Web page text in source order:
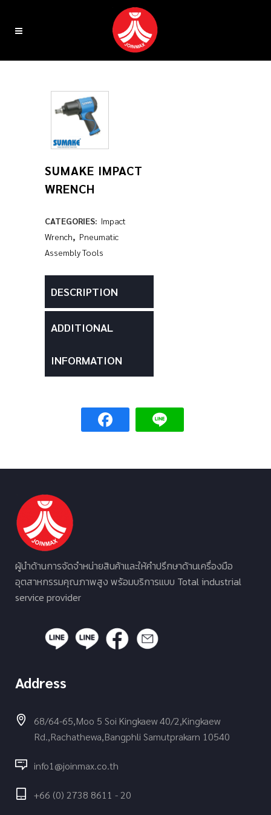
SUMAKE IMPACT
WRENCH
CATEGORIES: Impact
Wrench, Pneumatic
Assembly Tools
DESCRIPTION
ADDITIONAL
INFORMATION
ผู้นำด้านการจัดจำหน่ายสินค้าและให้คำปรึกษาด้านเครื่องมือ
อุตสาหกรรมคุณภาพสูง พร้อมบริการแบบ Total industrial
service provider
Address
68/64-65,Moo 5 Soi Kingkaew 40/2,Kingkaew
Rd.,Rachathewa,Bangphli Samutprakarn 10540
info1@joinmax.co.th
+66 (0) 2738 8611 - 20